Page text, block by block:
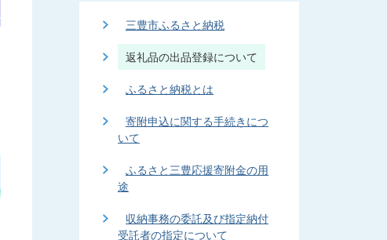
三豊市ふるさと納税
返礼品の出品登録について
ふるさと納税とは
寄附申込に関する手続きにつ
いて
ふるさと三豊応援寄附金の用
途
収納事務の委託及び指定納付
受託者の指定について